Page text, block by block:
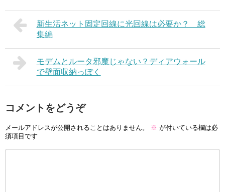
新生活ネット固定回線に光回線は必要か？ 総
集編
モデムとルータ邪魔じゃない？ディアウォール
で壁面収納っぽく
コメントをどうぞ
メールアドレスが公開されることはありません。 ※ が付いている欄は必
須項目です